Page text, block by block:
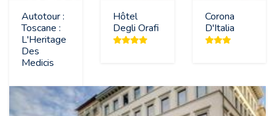
Autotour :
Toscane :
L'Heritage
Des
Medicis
Hôtel
Degli Orafi
Corona
D'Italia